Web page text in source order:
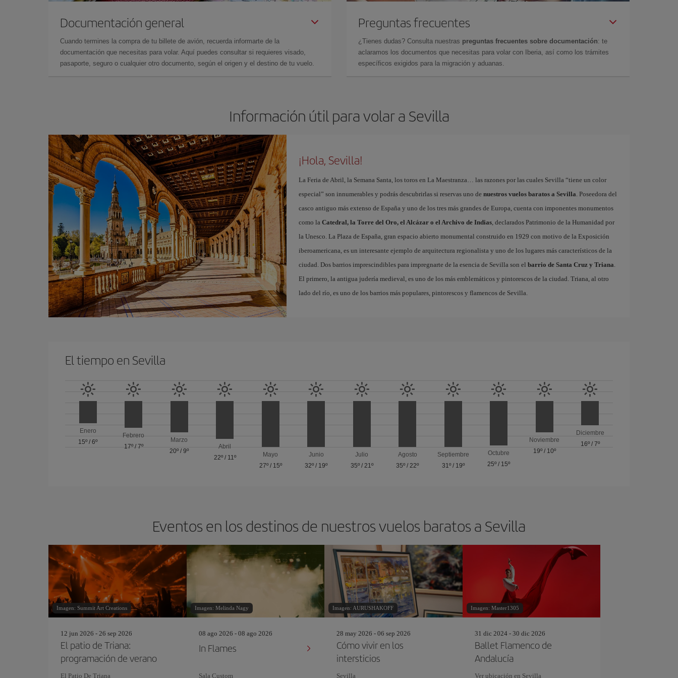
Documentación general
Cuando termines la compra de tu billete de avión, recuerda informarte de la
documentación que necesitas para volar. Aquí puedes consultar si requieres visado,
pasaporte, seguro o cualquier otro documento, según el origen y el destino de tu vuelo.
Preguntas frecuentes
¿Tienes dudas? Consulta nuestras preguntas frecuentes sobre documentación: te
aclaramos los documentos que necesitas para volar con Iberia, así como los trámites
específicos exigidos para la migración y aduanas.
Información útil para volar a Sevilla
¡Hola, Sevilla!
La Feria de Abril, la Semana Santa, los toros en La Maestranza… las razones por las cuales Sevilla “tiene un color
especial” son innumerables y podrás descubrirlas si reservas uno de nuestros vuelos baratos a Sevilla. Poseedora del
casco antiguo más extenso de España y uno de los tres más grandes de Europa, cuenta con imponentes monumentos
como la Catedral, la Torre del Oro, el Alcázar o el Archivo de Indias, declarados Patrimonio de la Humanidad por
la Unesco. La Plaza de España, gran espacio abierto monumental construido en 1929 con motivo de la Exposición
iberoamericana, es un interesante ejemplo de arquitectura regionalista y uno de los lugares más característicos de la
ciudad. Dos barrios imprescindibles para impregnarte de la esencia de Sevilla son el barrio de Santa Cruz y Triana.
El primero, la antigua judería medieval, es uno de los más emblemáticos y pintorescos de la ciudad. Triana, al otro
lado del río, es uno de los barrios más populares, pintorescos y flamencos de Sevilla.
El tiempo en Sevilla
Enero
15º /6º
Febrero
17º/ 7º
Marzo
20º /9º
Abril
22º/ 11º
Mayo
27º/ 15º
Junio
32º / 19º
Julio
35º/ 21º
Agosto
35º /22º
Septiembre
31º/ 19º
Octubre
25º / 15º
Noviembre
19º/ 10º
Diciembre
16º/ 7º
Eventos en los destinos de nuestros vuelos baratos a Sevilla
Imagen: Summit Art Creations
12 jun 2026 - 26 sep 2026
El patio de Triana:
programación de verano
El Patio De Triana
Imagen: Melinda Nagy
08 ago 2026 - 08 ago 2026
In Flames
Sala Custom
Imagen: AURUSHAKOFF
28 may 2026 - 06 sep 2026
Cómo vivir en los
intersticios
Sevilla
Imagen: Master1305
31 dic 2024 - 30 dic 2026
Ballet Flamenco de
Andalucía
Ver ubicación en Sevilla